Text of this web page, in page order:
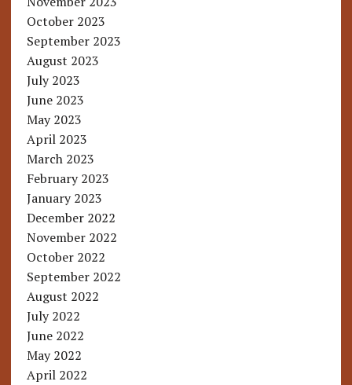
October 2023
September 2023
August 2023
July 2023
June 2023
May 2023
April 2023
March 2023
February 2023
January 2023
December 2022
November 2022
October 2022
September 2022
August 2022
July 2022
June 2022
May 2022
April 2022